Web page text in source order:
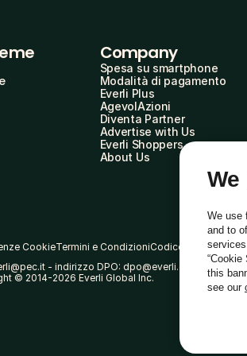
Company
Spesa su smartphone
Modalità di pagamento
Everli Plus
AgevolAzioni
Diventa Partner
Advertise with Us
Everli Shoppers
About Us
CookieTermini e CondizioniCodice Etico
- indirizzo DPO: dpo@everli.com
© 2014-2026 Everli Global Inc.
We use
and to
this
see our